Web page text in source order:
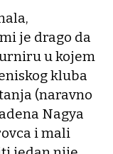
je drago da
u kojem
kluba
(naravno
Nagya
i mali